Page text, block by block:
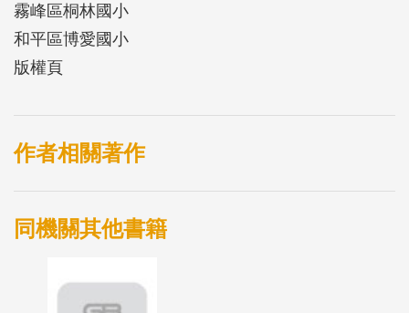
霧峰區桐林國小
和平區博愛國小
版權頁
作者相關著作
同機關其他書籍